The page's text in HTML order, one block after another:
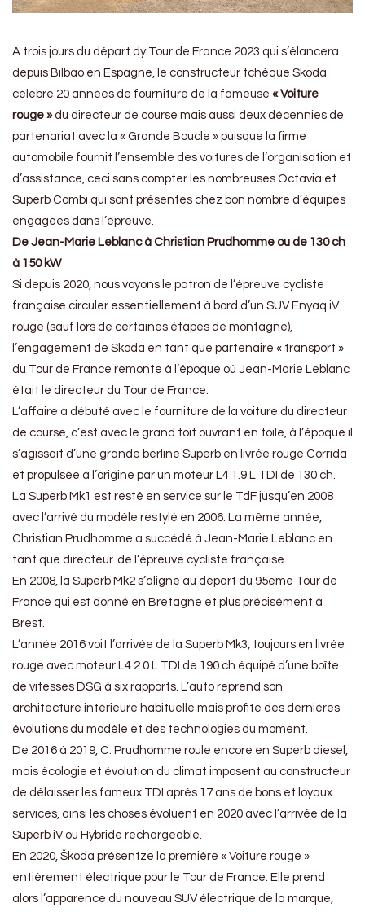
A trois jours du départ dy Tour de France 2023 qui s’élancera
depuis Bilbao en Espagne, le constructeur tchèque Skoda
célèbre 20 années de fourniture de la fameuse « Voiture
rouge »du directeur de course mais aussi deux décennies de
partenariat avec la « Grande Boucle » puisque la firme
automobile fournit l’ensemble des voitures de l’organisation et
d’assistance, ceci sans compter les nombreuses Octavia et
Superb Combi qui sont présentes chez bon nombre d’équipes
engagées dans l’épreuve.
De Jean-Marie Leblanc à Christian Prudhomme ou de 130 ch
à 150 kW
Si depuis 2020, nous voyons le patron de l’épreuve cycliste
française circuler essentiellement à bord d’un SUV Enyaq iV
rouge (sauf lors de certaines étapes de montagne),
l’engagement de Skoda en tant que partenaire « transport »
du Tour de France remonte à l’époque où Jean-Marie Leblanc
était le directeur du Tour de France.
L’affaire a débuté avec le fourniture de la voiture du directeur
de course, c’est avec le grand toit ouvrant en toile, à l’époque il
s’agissait d’une grande berline Superb en livrée rouge Corrida
et propulsée à l’origine par un moteur L4 1.9 L TDI de 130 ch.
La Superb Mk1 est resté en service sur le TdF jusqu’en 2008
avec l’arrivé du modèle restylé en 2006. La même année,
Christian Prudhomme a succédé à Jean-Marie Leblanc en
tant que directeur. de l’épreuve cycliste française.
En 2008, la Superb Mk2 s’aligne au départ du 95eme Tour de
France qui est donné en Bretagne et plus précisément à
Brest.
L’année 2016 voit l’arrivée de la Superb Mk3, toujours en livrée
rouge avec moteur L4 2.0 L TDI de 190 ch équipé d’une boîte
de vitesses DSG à six rapports. L’auto reprend son
architecture intérieure habituelle mais profite des dernières
évolutions du modèle et des technologies du moment.
De 2016 à 2019, C. Prudhomme roule encore en Superb diesel,
mais écologie et évolution du climat imposent au constructeur
de délaisser les fameux TDI après 17 ans de bons et loyaux
services, ainsi les choses évoluent en 2020 avec l’arrivée de la
Superb iV ou Hybride rechargeable.
En 2020, Škoda présentze la première « Voiture rouge »
entièrement électrique pour le Tour de France. Elle prend
alors l’apparence du nouveau SUV électrique de la marque,